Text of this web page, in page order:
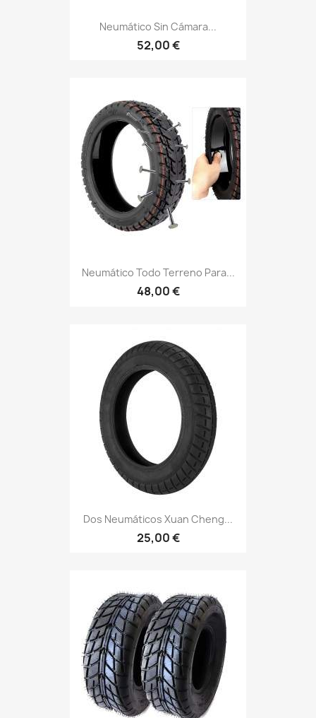
Neumático Sin Cámara...
52,00 €
Neumático Todo Terreno Para...
48,00 €
Dos Neumáticos Xuan Cheng...
25,00 €